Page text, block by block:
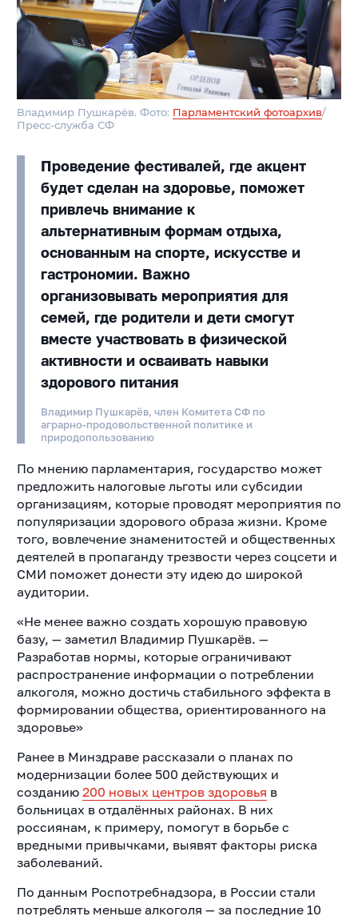
Владимир Пушкарёв. Фото: Парламентский фотоархив/
Пресс-служба СФ
Проведение фестивалей, где акцент
будет сделан на здоровье, поможет
привлечь внимание к
альтернативным формам отдыха,
основанным на спорте, искусстве и
гастрономии. Важно
организовывать мероприятия для
семей, где родители и дети смогут
вместе участвовать в физической
активности и осваивать навыки
здорового питания
Владимир Пушкарёв, член Комитета СФ по
аграрно-продовольственной политике и
природопользованию
По мнению парламентария, государство может
предложить налоговые льготы или субсидии
организациям, которые проводят мероприятия по
популяризации здорового образа жизни. Кроме
того, вовлечение знаменитостей и общественных
деятелей в пропаганду трезвости через соцсети и
СМИ поможет донести эту идею до широкой
аудитории.
«Не менее важно создать хорошую правовую
базу, — заметил Владимир Пушкарёв. —
Разработав нормы, которые ограничивают
распространение информации о потреблении
алкоголя, можно достичь стабильного эффекта в
формировании общества, ориентированного на
здоровье»
Ранее в Минздраве рассказали о планах по
модернизации более 500 действующих и
созданию 200 новых центров здоровья в
больницах в отдалённых районах. В них
россиянам, к примеру, помогут в борьбе с
вредными привычками, выявят факторы риска
заболеваний.
По данным Роспотребнадзора, в России стали
потреблять меньше алкоголя — за последние 10